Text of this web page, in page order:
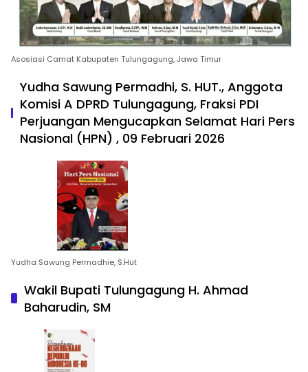
Asosiasi Camat Kabupaten Tulungagung, Jawa Timur
Yudha Sawung Permadhi, S. HUT., Anggota
Komisi A DPRD Tulungagung, Fraksi PDI
Perjuangan Mengucapkan Selamat Hari Pers
Nasional (HPN) , 09 Februari 2026
Yudha Sawung Permadhie, S.Hut
Wakil Bupati Tulungagung H. Ahmad
Baharudin, SM